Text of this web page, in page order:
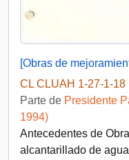
CL CLUAH 1-27-1-18
Parte de Presidente
1994)
Antecedentes de
alcantarillado de